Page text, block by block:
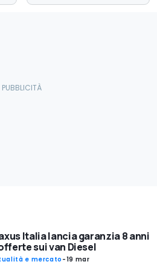
Italia lancia garanzia 8 anni
sui van Diesel
e mercato-19 mar